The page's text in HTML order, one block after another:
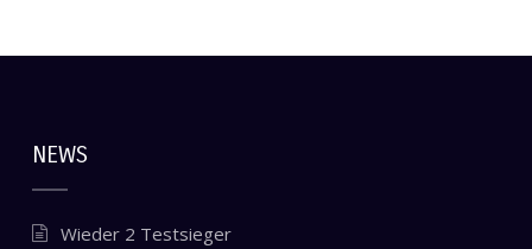
NEWS
Wieder 2 Testsieger